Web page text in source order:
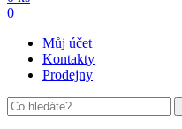
0
Můj účet
Kontakty
Prodejny